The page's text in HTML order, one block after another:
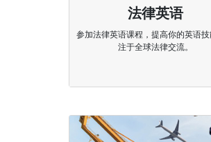
法律英语
参加法律英语课程，提高你的英语
注于全球法律交流。